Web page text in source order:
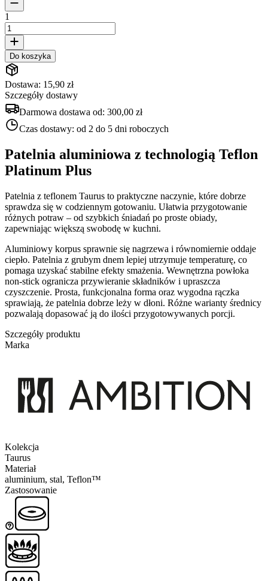
1
Do koszyka
Dostawa: 15,90 zł
Szczegóły dostawy
Darmowa dostawa od: 300,00 zł
Czas dostawy: od 2 do 5 dni roboczych
Patelnia aluminiowa z technologią Teflon
Platinum Plus
Patelnia z teflonem Taurus to praktyczne naczynie, które dobrze
sprawdza się w codziennym gotowaniu. Ułatwia przygotowanie
różnych potraw – od szybkich śniadań po proste obiady,
zapewniając większą swobodę w kuchni.
Aluminiowy korpus sprawnie się nagrzewa i równomiernie oddaje
ciepło. Patelnia z grubym dnem lepiej utrzymuje temperaturę, co
pomaga uzyskać stabilne efekty smażenia. Wewnętrzna powłoka
non-stick ogranicza przywieranie składników i upraszcza
czyszczenie. Prosta, funkcjonalna forma oraz wygodna rączka
sprawiają, że patelnia dobrze leży w dłoni. Różne warianty średnicy
pozwalają dopasować ją do ilości przygotowywanych porcji.
Szczegóły produktu
Marka
Kolekcja
Taurus
Materiał
aluminium, stal, Teflon™
Zastosowanie